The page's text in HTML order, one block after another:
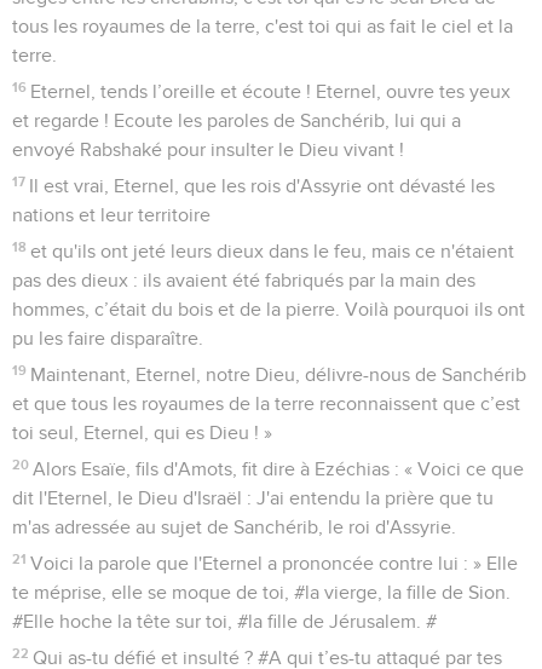
tous les royaumes de la terre, c'est toi qui as fait le ciel et la
terre.
16 Eternel, tends l’oreille et écoute ! Eternel, ouvre tes yeux
et regarde ! Ecoute les paroles de Sanchérib, lui qui a
envoyé Rabshaké pour insulter le Dieu vivant !
17 Il est vrai, Eternel, que les rois d'Assyrie ont dévasté les
nations et leur territoire
18 et qu'ils ont jeté leurs dieux dans le feu, mais ce n'étaient
pas des dieux : ils avaient été fabriqués par la main des
hommes, c’était du bois et de la pierre. Voilà pourquoi ils ont
pu les faire disparaître.
19 Maintenant, Eternel, notre Dieu, délivre-nous de Sanchérib
et que tous les royaumes de la terre reconnaissent que c’est
toi seul, Eternel, qui es Dieu ! »
20 Alors Esaïe, fils d'Amots, fit dire à Ezéchias : « Voici ce que
dit l'Eternel, le Dieu d'Israël : J'ai entendu la prière que tu
m'as adressée au sujet de Sanchérib, le roi d'Assyrie.
21 Voici la parole que l'Eternel a prononcée contre lui : » Elle
te méprise, elle se moque de toi, #la vierge, la fille de Sion.
#Elle hoche la tête sur toi, #la fille de Jérusalem. #
22 Qui as-tu défié et insulté ? #A qui t’es-tu attaqué par tes